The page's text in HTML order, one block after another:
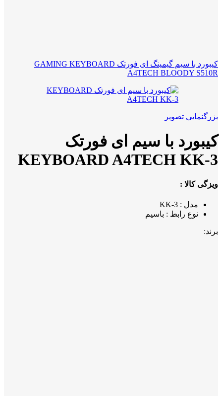
کیبورد با سیم گیمینگ ای فورتک GAMING KEYBOARD
A4TECH BLOODY S510R
بزرگنمایی تصویر
کیبورد با سیم ای فورتک
KEYBOARD A4TECH KK-3
ویزگی کالا :
مدل : KK-3
نوع رابط : باسیم
برند: